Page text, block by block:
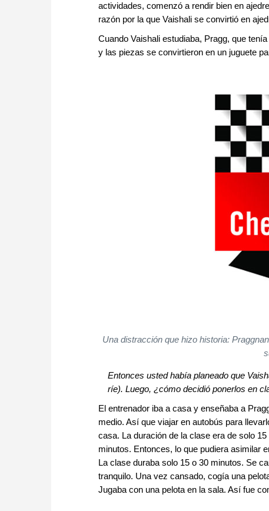
actividades, comenzó a rendir bien en
razón por la que Vaishali se convirtió en
Cuando Vaishali estudiaba, Pragg, que
y las piezas se convirtieron en un juguete
Una distracción que hizo historia:
Entonces usted había planeado que
ríe). Luego, ¿cómo decidió ponerlos en
El entrenador iba a casa y enseñaba a
medio. Así que viajar en autobús para
casa. La duración de la clase era de solo
minutos. Entonces, lo que pudiera asimilar
La clase duraba solo 15 o 30 minutos. Se
tranquilo. Una vez cansado, cogía una
Jugaba con una pelota en la sala. Así fue